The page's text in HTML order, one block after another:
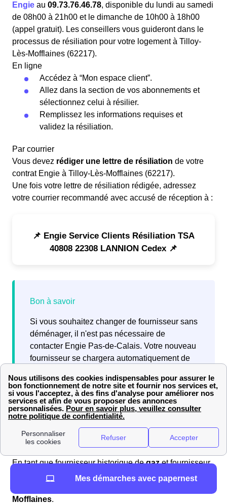
Engie au 09.73.76.46.78, disponible du lundi au samedi
de 08h00 à 21h00 et le dimanche de 10h00 à 18h00
(appel gratuit). Les conseillers vous guideront dans le
processus de résiliation pour votre logement à Tilloy-
Lès-Mofflaines (62217).
En ligne
Accédez à “Mon espace client”.
Allez dans la section de vos abonnements et
sélectionnez celui à résilier.
Remplissez les informations requises et
validez la résiliation.
Par courrier
Vous devez rédiger une lettre de résiliation de votre
contrat Engie à Tilloy-Lès-Mofflaines (62217).
Une fois votre lettre de résiliation rédigée, adressez
votre courrier recommandé avec accusé de réception à :
📌 Engie Service Clients Résiliation TSA
40808 22308 LANNION Cedex 📌
Si vous souhaitez changer de fournisseur sans
déménager, il n'est pas nécessaire de
contacter Engie Pas-de-Calais. Votre nouveau
fournisseur se chargera automatiquement de
souscrivez une nouvelle offre.
Quels sont les avis sur Engie (ex EDF-GDF) à Tilloy-
Lès-Mofflaines?
En tant que fournisseur historique degazet fournisseur
alternatif d'électricité, Engie (ex EDF-GDF) reçoit de
Mofflaines.
Mes démarches avec papernest